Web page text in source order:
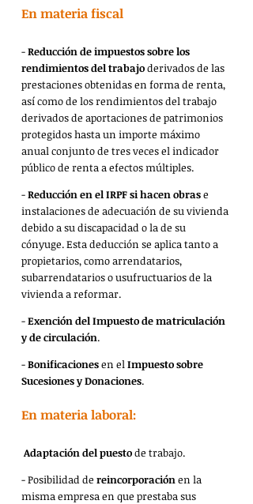
En materia fiscal
- Reducción de impuestos sobre los
rendimientos del trabajo derivados de las
prestaciones obtenidas en forma de renta,
así como de los rendimientos del trabajo
derivados de aportaciones de patrimonios
protegidos hasta un importe máximo
anual conjunto de tres veces el indicador
público de renta a efectos múltiples.
- Reducción en el IRPF si hacen obras e
instalaciones de adecuación de su vivienda
debido a su discapacidad o la de su
cónyuge. Esta deducción se aplica tanto a
propietarios, como arrendatarios,
subarrendatarios o usufructuarios de la
vivienda a reformar.
- Exención del Impuesto de matriculación
y de circulación.
- Bonificaciones en el Impuesto sobre
Sucesiones y Donaciones.
En materia laboral:
Adaptación del puesto de trabajo.
- Posibilidad de reincorporación en la
misma empresa en que prestaba sus